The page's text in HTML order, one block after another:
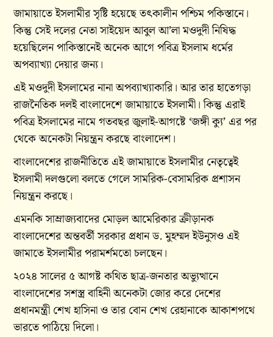
জামায়াতে ইসলামীর সৃষ্টি হয়েছে তৎকালীন পশ্চিম পকিস্তানে।
কিন্তু সেই দলের নেতা সাইয়েদ আবুল আ’লা মওদুদী নিষিদ্ধ
হয়েছিলেন পাকিস্তানেই অনেক আগে পবিত্র ইসলাম ধর্মের
অপব্যাখ্যা দেয়ার জন্য।
এই মওদুদী ইসলামের নানা অপব্যাখ্যাকারি। আর তার হাতেগড়া
রাজনৈতিক দলই বাংলাদেশে জামায়াতে ইসলামী। কিন্তু এরাই
পবিত্র ইসলামের নামে গতবছর জুলাই-আগষ্টে ‘জঙ্গী ক্যু’ এর পর
থেকে অনেকটা নিয়ন্ত্রন করছে বাংলাদেশ।
বাংলাদেশের রাজনীতিতে এই জামায়াতে ইসলামীর নেতৃত্বেই
ইসলামী দলগুলো বলতে গেলে সামরিক-বেসামরিক প্রশাসন
নিয়ন্ত্রন করছে।
এমনকি সাম্রাজ্যবাদের মোড়ল আমেরিকার ক্রীড়ানক
বাংলাদেশের অন্তবর্তী সরকার প্রধান ড. মুহম্মদ ইউনুসও এই
জামাতে ইসলামীর পরামর্শমতো চলছেন।
২০২৪ সালের ৫ আগষ্ট কথিত ছাত্র-জনতার অভ্যুত্থানে
বাংলাদেশের সশস্ত্র বাহিনী অনেকটা জোর করে দেশের
প্রধানমন্ত্রী শেখ হাসিনা ও তার বোন শেখ রেহানাকে আকাশপথে
ভারতে পাঠিয়ে দিলো।